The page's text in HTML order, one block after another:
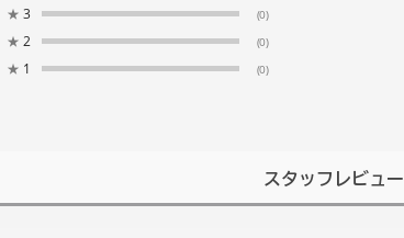
★ 3 (0)
★ 2 (0)
★ 1 (0)
スタッフレビュー